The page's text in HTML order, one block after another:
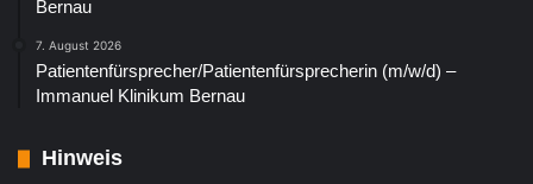
Bernau
7. August 2026
Patientenfürsprecher/Patientenfürsprecherin (m/w/d) –
Immanuel Klinikum Bernau
Hinweis